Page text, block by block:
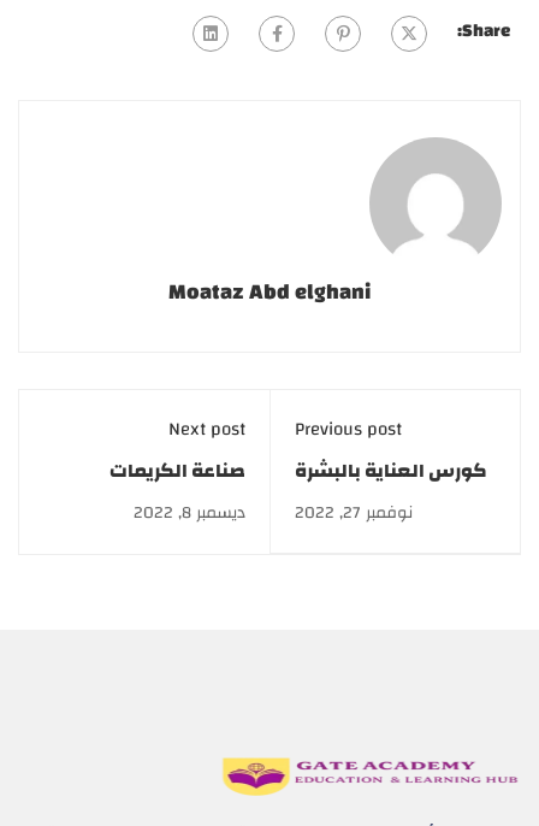
Share:
Moataz Abd elghani
Previous post
كورس العناية بالبشرة
والشعر بخصم 50%
وتقسيط على 12 شهر
نوفمبر 27, 2022
Next post
صناعة الكريمات
والصابون | كورسات
Cosmetics
ديسمبر 8, 2022